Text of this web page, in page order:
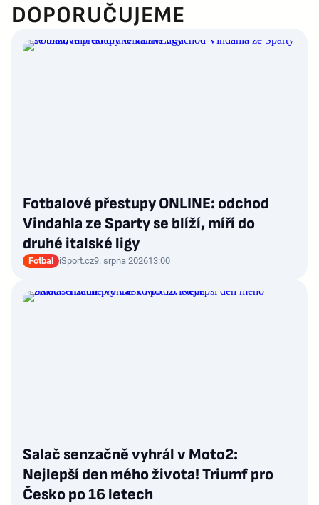
DOPORUČUJEME
Fotbalové přestupy ONLINE: odchod
Vindahla ze Sparty se blíží, míří do
druhé italské ligy
Fotbal iSport.cz9. srpna 202613:00
Salač senzačně vyhrál v Moto2:
Nejlepší den mého života! Triumf pro
Česko po 16 letech